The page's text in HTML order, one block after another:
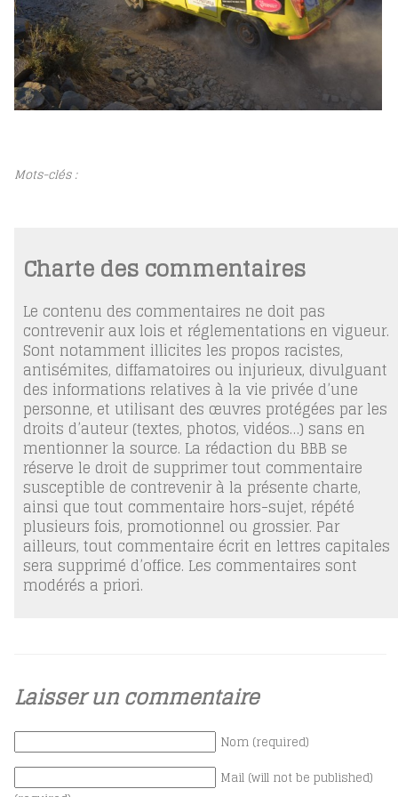
Mots-clés :
Charte des commentaires
Le contenu des commentaires ne doit pas
contrevenir aux lois et réglementations en vigueur.
Sont notamment illicites les propos racistes,
antisémites, diffamatoires ou injurieux, divulguant
des informations relatives à la vie privée d’une
personne, et utilisant des œuvres protégées par les
droits d’auteur (textes, photos, vidéos…) sans en
mentionner la source. La rédaction du BBB se
réserve le droit de supprimer tout commentaire
susceptible de contrevenir à la présente charte,
ainsi que tout commentaire hors-sujet, répété
plusieurs fois, promotionnel ou grossier. Par
ailleurs, tout commentaire écrit en lettres capitales
sera supprimé d’office. Les commentaires sont
modérés a priori.
Laisser un commentaire
Nom (required)
Mail (will not be published)